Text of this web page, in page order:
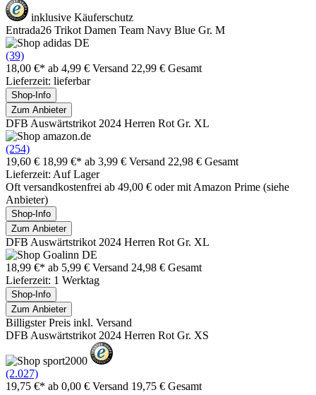
inklusive Käuferschutz
Entrada26 Trikot Damen Team Navy Blue Gr. M
(39)
18,00 €* ab 4,99 € Versand 22,99 € Gesamt
Lieferzeit: lieferbar
Shop-Info
Zum Anbieter
DFB Auswärtstrikot 2024 Herren Rot Gr. XL
(254)
19,60 € 18,99 €* ab 3,99 € Versand 22,98 € Gesamt
Lieferzeit: Auf Lager
Oft versandkostenfrei ab 49,00 € oder mit Amazon Prime (siehe
Anbieter)
Shop-Info
Zum Anbieter
DFB Auswärtstrikot 2024 Herren Rot Gr. XL
18,99 €* ab 5,99 € Versand 24,98 € Gesamt
Lieferzeit: 1 Werktag
Shop-Info
Zum Anbieter
Billigster Preis inkl. Versand
DFB Auswärtstrikot 2024 Herren Rot Gr. XS
(2.027)
19,75 €* ab 0,00 € Versand 19,75 € Gesamt